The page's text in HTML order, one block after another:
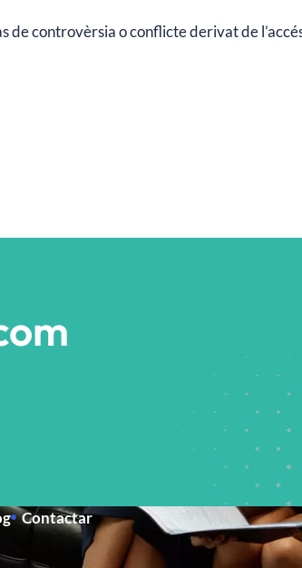
de controvèrsia o conflicte derivat de
Contactar